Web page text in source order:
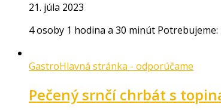
21. júla 2023
4 osoby 1 hodina a 30 minút
GastroHlavná stránka - odporúčame
Pečený srnčí chrbát s